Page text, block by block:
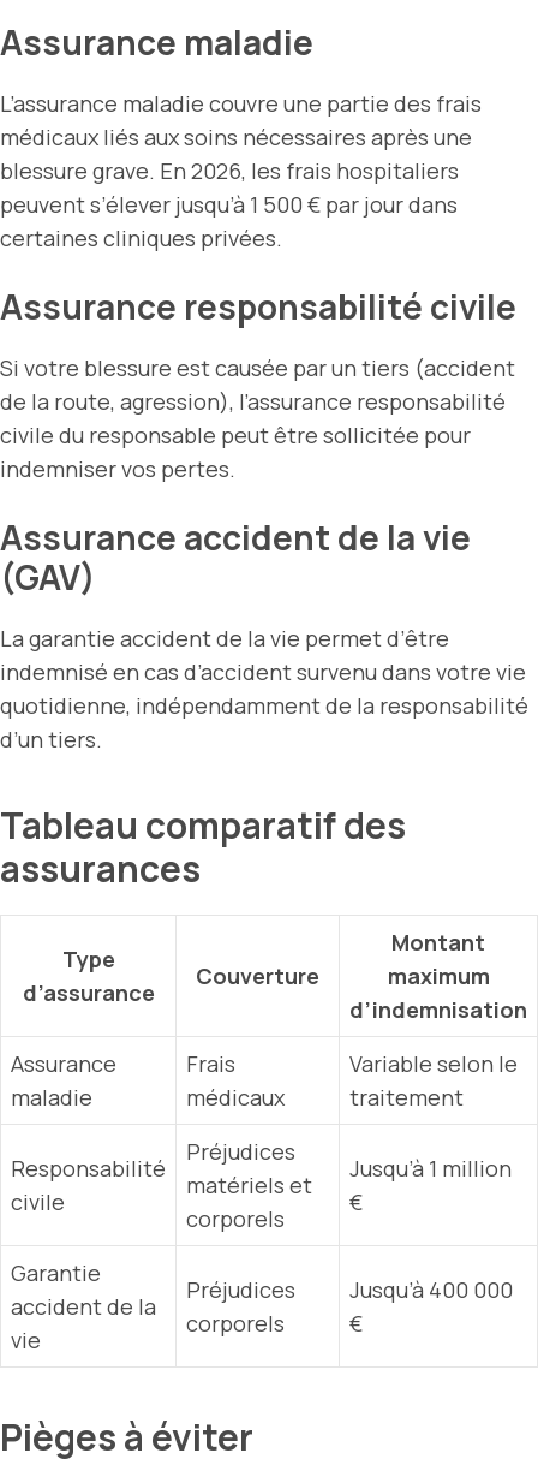
Assurance maladie
L’assurance maladie couvre une partie des frais
médicaux liés aux soins nécessaires après une
blessure grave. En 2026, les frais hospitaliers
peuvent s’élever jusqu’à 1 500 € par jour dans
certaines cliniques privées.
Assurance responsabilité civile
Si votre blessure est causée par un tiers (accident
de la route, agression), l’assurance responsabilité
civile du responsable peut être sollicitée pour
indemniser vos pertes.
Assurance accident de la vie
(GAV)
La garantie accident de la vie permet d’être
indemnisé en cas d’accident survenu dans votre vie
quotidienne, indépendamment de la responsabilité
d’un tiers.
Tableau comparatif des
assurances
Type
d’assurance
Couverture
Montant
maximum
d’indemnisation
Assurance
maladie
Frais
médicaux
Variable selon le
traitement
Responsabilité
civile
Préjudices
matériels et
corporels
Jusqu’à 1 million
€
Garantie
accident de la
vie
Préjudices
corporels
Jusqu’à 400 000
€
Pièges à éviter